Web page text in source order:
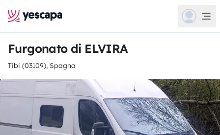
Furgonato di ELVIRA
Tibi (03109), Spagna